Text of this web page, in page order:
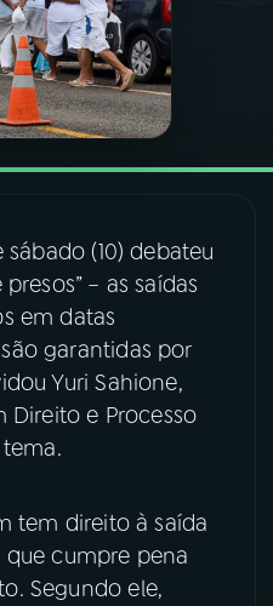
X
sábado (10) debateu
– as saídas
em datas
garantidas por
Yuri Sahione,
Direito e Processo
tem direito à saída
cumpre pena
Segundo ele,